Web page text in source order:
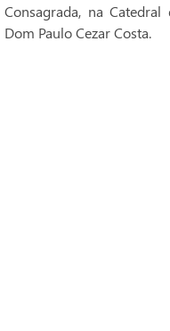
Consagrada, na
Dom Paulo Cezar Costa.